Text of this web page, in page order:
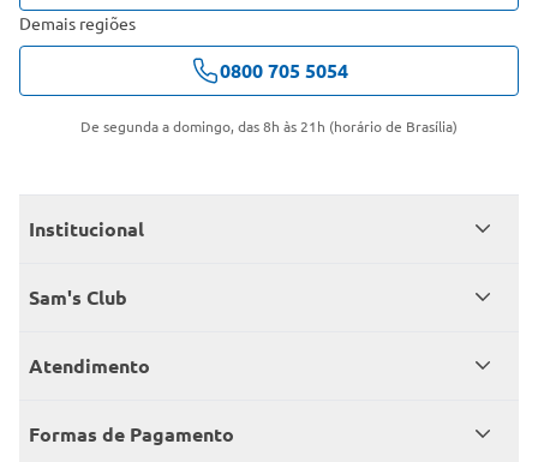
Demais regiões
0800 705 5054
De segunda a domingo, das 8h às 21h (horário de Brasília)
Institucional
Quem somos
Encontre um Clube
Sam's Club
Seja sócio
Member’s Mark
Atendimento
Fale conosco
Formas de Pagamento